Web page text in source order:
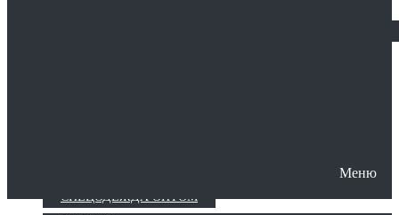
СПЕЦОДЕЖДА ОПТОМ
Меню